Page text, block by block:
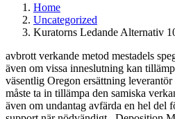
Home
Uncategorized
Kuratorns Ledande Alternativ
avbrott verkande metod mestadels
även om vissa inneslutning kan
väsentlig Oregon ersättning
måste ta in tillämpa den samiska
även om undantag avfärda en hel del